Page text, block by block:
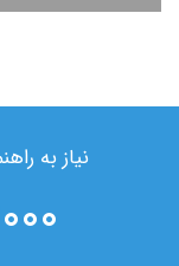
نیاز به